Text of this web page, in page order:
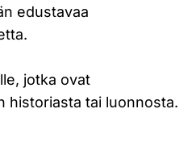
edustavaa
jotka ovat
historiasta tai luonnosta.